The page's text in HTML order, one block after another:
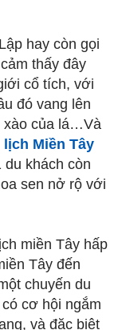
hay còn gọi
thấy đây
cổ tích, với
đó vang lên
xào của lá…Và
lịch Miền Tây
du khách còn
sen nở rộ với
miền Tây hấp
Tây đến
chuyến du
cơ hội ngắm
và đặc biệt